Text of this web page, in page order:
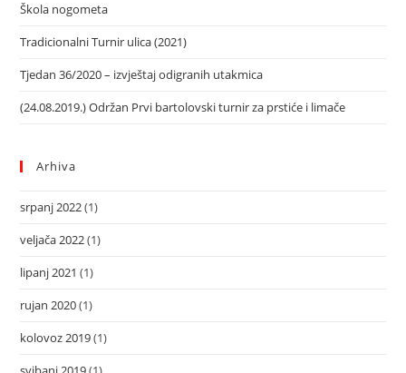
Škola nogometa
Tradicionalni Turnir ulica (2021)
Tjedan 36/2020 – izvještaj odigranih utakmica
(24.08.2019.) Održan Prvi bartolovski turnir za prstiće i limače
Arhiva
srpanj 2022(1)
veljača 2022(1)
lipanj 2021 (1)
rujan 2020(1)
kolovoz 2019(1)